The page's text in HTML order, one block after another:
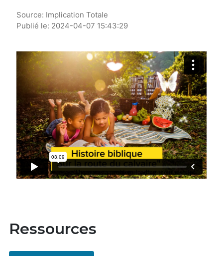
Source: Implication Totale
Publié le: 2024-04-07 15:43:29
Ressources